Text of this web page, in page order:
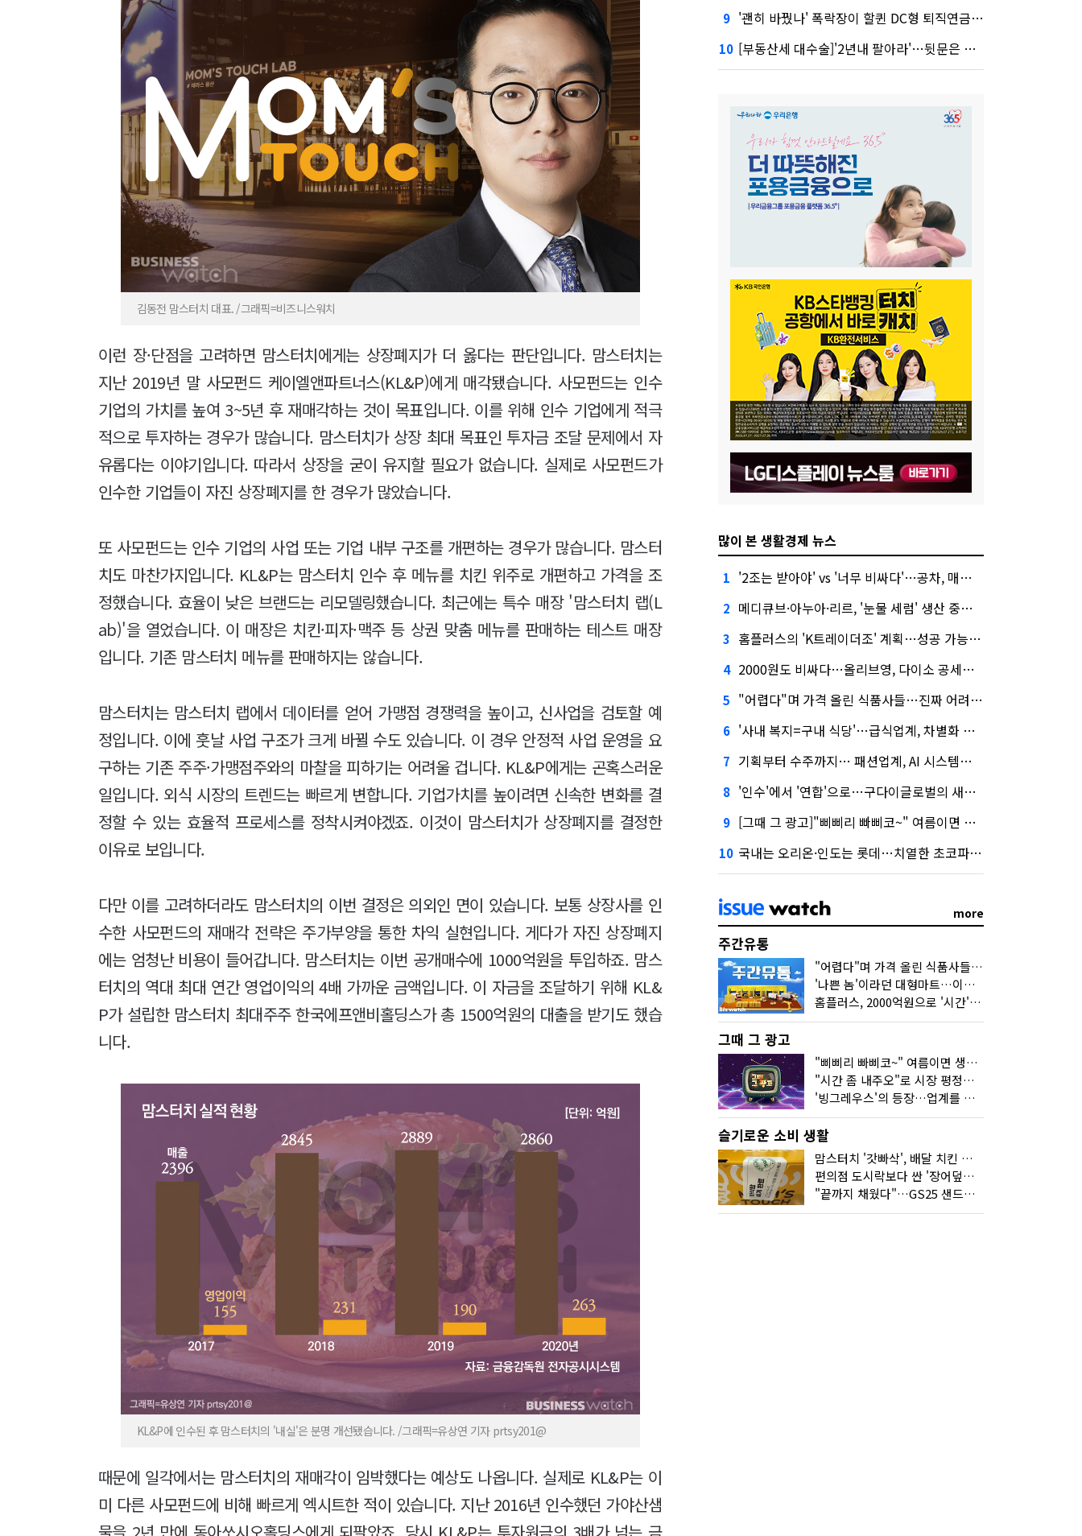
김동전 맘스터치 대표. /그래픽=비즈니스워치
이런 장·단점을 고려하면 맘스터치에게는 상장폐지가 더 옳다는 판단입니다. 맘스터치는
지난 2019년 말 사모펀드 케이엘앤파트너스(KL&P)에게 매각됐습니다. 사모펀드는 인수
기업의 가치를 높여 3~5년 후 재매각하는 것이 목표입니다. 이를 위해 인수 기업에게 적극
적으로 투자하는 경우가 많습니다. 맘스터치가 상장 최대 목표인 투자금 조달 문제에서 자
유롭다는 이야기입니다. 따라서 상장을 굳이 유지할 필요가 없습니다. 실제로 사모펀드가
인수한 기업들이 자진 상장폐지를 한 경우가 많았습니다.
또 사모펀드는 인수 기업의 사업 또는 기업 내부 구조를 개편하는 경우가 많습니다. 맘스터
치도 마찬가지입니다. KL&P는 맘스터치 인수 후 메뉴를 치킨 위주로 개편하고 가격을 조
정했습니다. 효율이 낮은 브랜드는 리모델링했습니다. 최근에는 특수 매장 '맘스터치 랩(L
ab)'을 열었습니다. 이 매장은 치킨·피자·맥주 등 상권 맞춤 메뉴를 판매하는 테스트 매장
입니다. 기존 맘스터치 메뉴를 판매하지는 않습니다.
맘스터치는 맘스터치 랩에서 데이터를 얻어 가맹점 경쟁력을 높이고, 신사업을 검토할 예
정입니다. 이에 훗날 사업 구조가 크게 바뀔 수도 있습니다. 이 경우 안정적 사업 운영을 요
구하는 기존 주주·가맹점주와의 마찰을 피하기는 어려울 겁니다. KL&P에게는 곤혹스러운
일입니다. 외식 시장의 트렌드는 빠르게 변합니다. 기업가치를 높이려면 신속한 변화를 결
정할 수 있는 효율적 프로세스를 정착시켜야겠죠. 이것이 맘스터치가 상장폐지를 결정한
이유로 보입니다.
다만 이를 고려하더라도 맘스터치의 이번 결정은 의외인 면이 있습니다. 보통 상장사를 인
수한 사모펀드의 재매각 전략은 주가부양을 통한 차익 실현입니다. 게다가 자진 상장폐지
에는 엄청난 비용이 들어갑니다. 맘스터치는 이번 공개매수에 1000억원을 투입하죠. 맘스
터치의 역대 최대 연간 영업이익의 4배 가까운 금액입니다. 이 자금을 조달하기 위해 KL&
P가 설립한 맘스터치 최대주주 한국에프앤비홀딩스가 총 1500억원의 대출을 받기도 했습
니다.
KL&P에 인수된 후 맘스터치의 '내실'은 분명 개선됐습니다. /그래픽=유상연 기자 prtsy201@
때문에 일각에서는 맘스터치의 재매각이 임박했다는 예상도 나옵니다. 실제로 KL&P는 이
미 다른 사모펀드에 비해 빠르게 엑시트한 적이 있습니다. 지난 2016년 인수했던 가야산샘
9 '괜히 바꿨나' 폭락장이 할퀸 DC형 퇴직연금…전문가 조언은
10 [부동산세 대수술]'2년내 팔아라'…뒷문은 열었다
많이 본 생활경제 뉴스
1 '2조는 받아야' vs '너무 비싸다'…공차, 매각 성공할까
2 메디큐브·아누아·리르, '눈물 세럼' 생산 중단한다
3 홈플러스의 'K트레이더조' 계획…성공 가능성은 '글쎄'
4 2000원도 비싸다…올리브영, 다이소 공세에 '가성비'로 맞불
5 "어렵다"며 가격 올린 식품사들…진짜 어려운 거 맞아?
6 '사내 복지=구내 식당'…급식업계, 차별화 경쟁 본격화
7 기획부터 수주까지… 패션업계, AI 시스템화 박차
8 '인수'에서 '연합'으로…구다이글로벌의 새로운 투자법
9 [그때 그 광고]"삐삐리 빠삐코~" 여름이면 생각나는 그 노래
10 국내는 오리온·인도는 롯데…치열한 초코파이 대전
more
주간유통
"어렵다"며 가격 올린 식품사들…진짜 어려운 거 맞아?
'나쁜 놈'이라던 대형마트…이젠 '불쌍한 놈' 됐다
홈플러스, 2000억원으로 '시간'을 샀다
그때 그 광고
"삐삐리 빠삐코~" 여름이면 생각나는 그 노래
"시간 좀 내주오"로 시장 평정한 하이마트
'빙그레우스'의 등장…업계를 흔든 '세계관' 마케팅
슬기로운 소비 생활
맘스터치 '갓빠삭', 배달 치킨 선입견을 바꿨다
편의점 도시락보다 싼 '장어덮밥'…오뚜기가 해냈다
"끝까지 채웠다"…GS25 샌드위치의 달라진 '속'사정